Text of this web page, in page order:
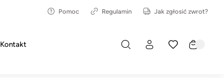
Pomoc Regulamin Jak zgłosić zwrot?
Kontakt